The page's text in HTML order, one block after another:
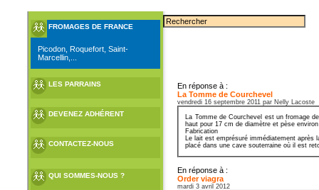
FROMAGES DE FRANCE
Picodon, Roquefort, Saint-
Marcellin,...
LES PARRAINS
DEVENEZ ADHÉRENT
CONTACTEZ-NOUS
QUI SOMMES-NOUS ?
En réponse à :
La Tomme de Courchevel
vendredi 16 septembre 2011 par Nelly Lacoste
La Tomme de Courchevel est un fromage
haut pour 17 cm de diamètre et pèse
Fabrication
Le lait est emprésuré immédiatement
placé dans une cave souterraine où il est
En réponse à :
Order viagra
mardi 3 avril 2012